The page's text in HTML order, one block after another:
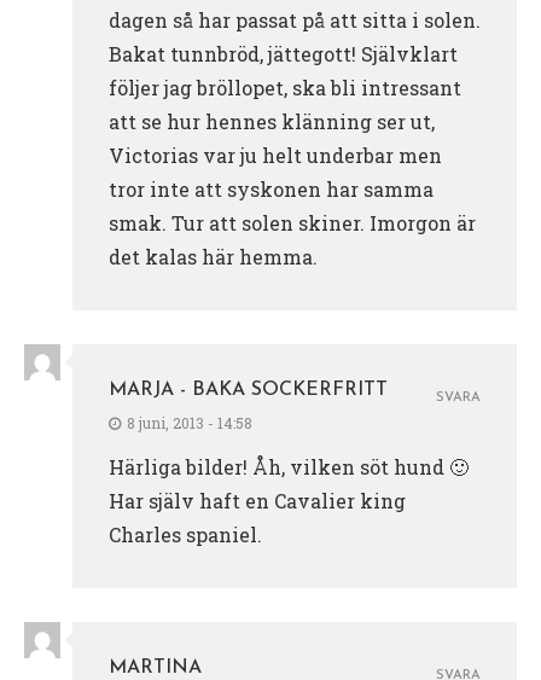
dagen så har passat på att sitta i solen.
Bakat tunnbröd, jättegott! Självklart
följer jag bröllopet, ska bli intressant
att se hur hennes klänning ser ut,
Victorias var ju helt underbar men
tror inte att syskonen har samma
smak. Tur att solen skiner. Imorgon är
det kalas här hemma.
MARJA - BAKA SOCKERFRITT
8 juni, 2013 - 14:58
Härliga bilder! Åh, vilken söt hund 🙂
Har själv haft en Cavalier king
Charles spaniel.
SVARA
MARTINA SVARA